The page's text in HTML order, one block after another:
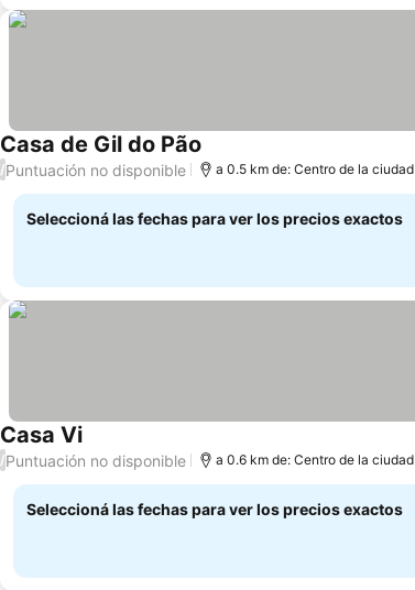
Casa de Gil do Pão
/Puntuación no disponible a 0.5 km de: Centro de la ciudad
Seleccioná las fechas para ver los precios exactos
Casa Vi
/Puntuación no disponible a 0.6 km de: Centro de la ciudad
Seleccioná las fechas para ver los precios exactos